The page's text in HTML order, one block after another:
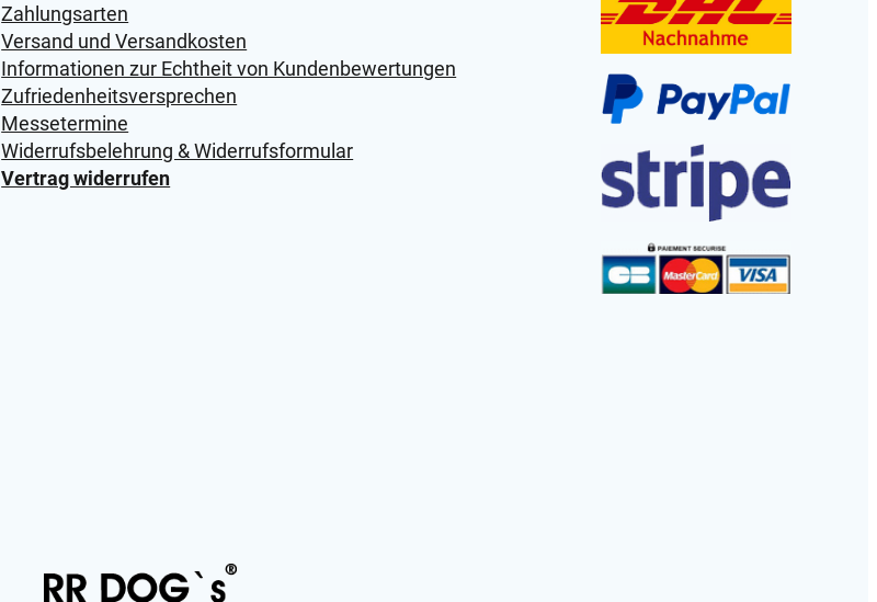
Zahlungsarten
Versand und Versandkosten
Informationen zur Echtheit von Kundenbewertungen
Zufriedenheitsversprechen
Messetermine
Widerrufsbelehrung & Widerrufsformular
Vertrag widerrufen